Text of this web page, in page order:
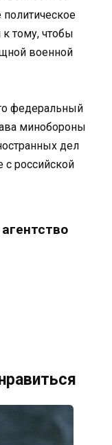
политическое
тому, чтобы
военной
федеральный
минобороны
дел
с российской